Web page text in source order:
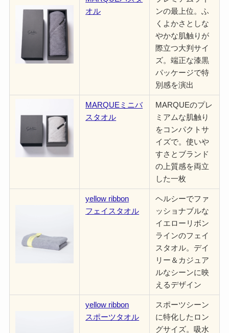
オル
ンの最上位。ふ
くよかさとしな
やかな肌触りが
際立つ大判サイ
ズ。端正な漆黒
パッケージで特
別感を演出
MARQUEミニバ
スタオル
MARQUEのプレ
ミアムな肌触り
をコンパクトサ
イズで。使いや
すさとブランド
の上質感を両立
した一枚
yellow ribbon
フェイスタオル
ヘルシーでファ
ッショナブルな
イエローリボン
ラインのフェイ
スタオル。デイ
リー＆カジュア
ルなシーンに映
えるデザイン
yellow ribbon
スポーツタオル
スポーツシーン
に特化したロン
グサイズ。吸水